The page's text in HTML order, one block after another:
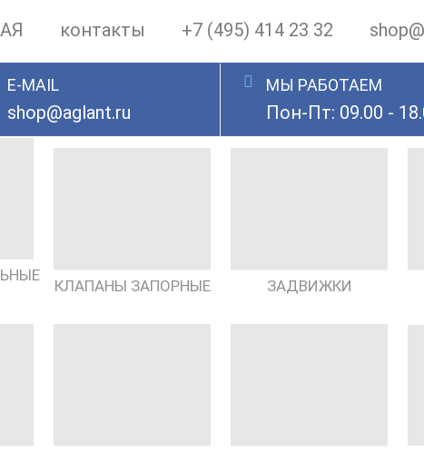
контакты +7 (495) 414 23 32
E-MAIL
shop@aglant.ru
МЫ РАБОТАЕМ
Пон-Пт: 09.00 -
КЛАПАНЫ ЗАПОРНЫЕ ЗАДВИЖКИ